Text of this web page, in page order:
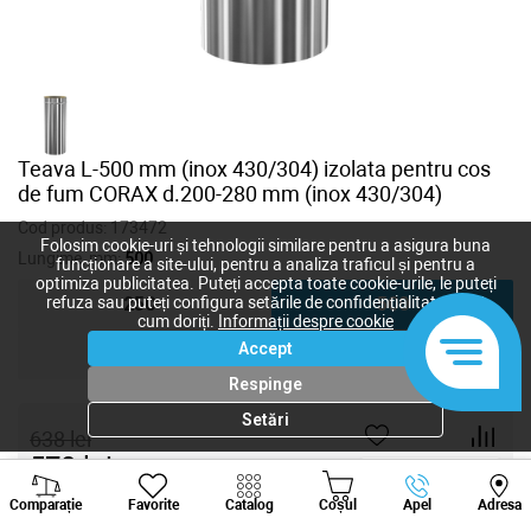
Teava L-500 mm (inox 430/304) izolata pentru cos
de fum CORAX d.200-280 mm (inox 430/304)
Cod produs:173472
Lungime, mm:500
250 500
638lei
570lei
Comparație Favorite Catalog Coșul Apel Adresa
Viber Whatsapp
Folosim cookie-uri și tehnologii similare pentru a asigura buna
funcționare a site-ului, pentru a analiza traficul și pentru a
optimiza publicitatea. Puteți accepta toate cookie-urile, le puteți
refuza sau puteți configura setările de confidențialitate după
cum doriți.
Informații despre cookie
Accept
Respinge
Setări